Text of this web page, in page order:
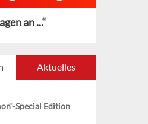
an ...“
Aktuelles
Special Edition